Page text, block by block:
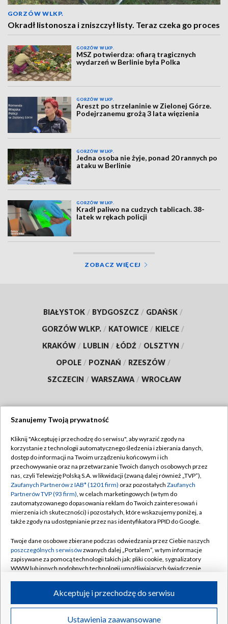
GORZÓW WLKP.
Okradł listonosza i zniszczył listy. Teraz czeka go proces
GORZÓW WLKP.
MSZ potwierdza: ofiarą tragicznych
wydarzeń w Berlinie była Polka
GORZÓW WLKP.
Areszt po strzelaninie w Zielonej Górze.
Podejrzanemu grożą 3 lata więzienia
GORZÓW WLKP.
Jedna osoba nie żyje, ponad 20 rannych po
ataku w Berlinie
GORZÓW WLKP.
Kradł paliwo na cudzych tablicach. 38-
latek w rękach policji
ZOBACZ WIĘCEJ
BIAŁYSTOK / BYDGOSZCZ / GDAŃSK /
GORZÓW WLKP. / KATOWICE / KIELCE /
KRAKÓW / LUBLIN / ŁÓDŹ / OLSZTYN /
OPOLE / POZNAŃ / RZESZÓW /
SZCZECIN / WARSZAWA / WROCŁAW
TVP
Abonament TVP
Emisja w TVP
Centrum informacji TVP
Naziemna Telewizja Cyfrowa
Rada Programowa
System NOS
Informacje o nadawcy
Program dla prasy
Regulamin TVP
Polityka prywatności
Moje zgody
Pomoc
Kontakt
Kanały
©2026 Telewizja Polska S.A. w likwidacji
Szanujemy Twoją prywatność
Kliknij "Akceptuję i przechodzę do serwisu", aby wyrazić zgody na
korzystanie z technologii automatycznego śledzenia i zbierania danych,
dostęp do informacji na Twoim urządzeniu końcowym i ich
przechowywanie oraz na przetwarzanie Twoich danych osobowych przez
nas, czyli Telewizję Polską S.A. w likwidacji (zwaną dalej również „TVP”),
Zaufanych Partnerów z IAB* (1201 firm) oraz pozostałych Zaufanych
Partnerów TVP (93 firm), w celach marketingowych (w tym do
zautomatyzowanego dopasowania reklam do Twoich zainteresowań i
mierzenia ich skuteczności) i pozostałych, które wskazujemy poniżej, a
także zgody na udostępnianie przez nas identyfikatora PPID do Google.
Twoje dane osobowe zbierane podczas odwiedzania przez Ciebie naszych
poszczególnych serwisówzwanych dalej „Portalem”, w tym informacje
zapisywane za pomocą technologii takich jak: pliki cookie, sygnalizatory
WWW lub innych podobnych technologii umożliwiających świadczenie
ruchu w Internecie.
Twoje dane osobowe zbierane podczas odwiedzania przez Ciebie
Ustawienia zaawansowane
Akceptuję i przechodzę do serwisu